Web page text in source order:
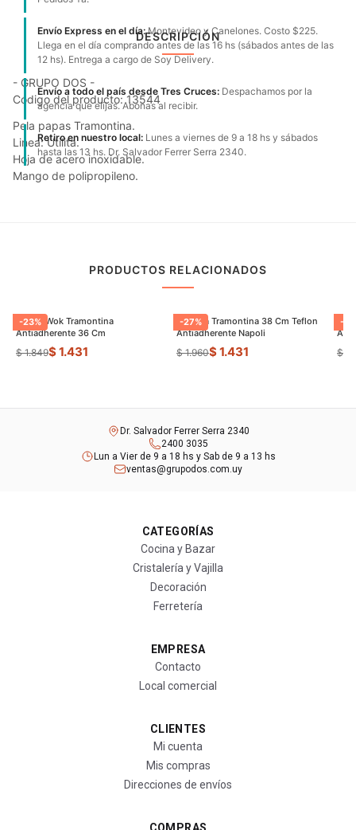
Envío Express en el día:Montevideo y Canelones. Costo $225.
Llega en el día comprando antes de las 16 hs (sábados antes de las
12 hs). Entrega a cargo de Soy Delivery.
Envío a todo el país desde Tres Cruces: Despachamos por la
agencia que elijas. Abonas al recibir.
Retiro en nuestro local: Lunes a viernes de 9 a 18 hs y sábados
hasta las 13 hs. Dr. Salvador Ferrer Serra 2340.
DESCRIPCIÓN
- GRUPO DOS -
Código del producto: 13544
Pela papas Tramontina.
Linea: Utilita.
Hoja de acero inoxidable.
Mango de polipropileno.
PRODUCTOS RELACIONADOS
-23%
Sarten Wok Tramontina
Antiadherente 36 Cm
$ 1.849$ 1.431
-27%
Paellera Tramontina 38 Cm Teflon
Antiadherente Napoli
$ 1.960$ 1.431
-
$
Dr. Salvador Ferrer Serra 2340
2400 3035
Lun a Vier de 9 a 18 hs y Sab de 9 a 13 hs
ventas@grupodos.com.uy
CATEGORÍAS
Cocina y Bazar
Cristalería y Vajilla
Decoración
Ferretería
EMPRESA
Contacto
Local comercial
CLIENTES
Mi cuenta
Mis compras
Direcciones de envíos